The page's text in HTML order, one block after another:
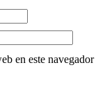
en este navegador